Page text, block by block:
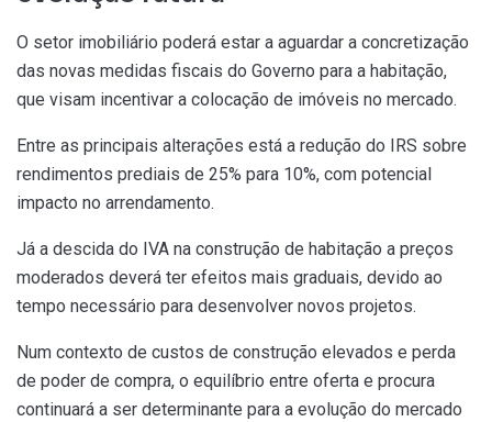
O setor imobiliário poderá estar a aguardar a concretização
das novas medidas fiscais do Governo para a habitação,
que visam incentivar a colocação de imóveis no mercado.
Entre as principais alterações está a redução do IRS sobre
rendimentos prediais de 25% para 10%, com potencial
impacto no arrendamento.
Já a descida do IVA na construção de habitação a preços
moderados deverá ter efeitos mais graduais, devido ao
tempo necessário para desenvolver novos projetos.
Num contexto de custos de construção elevados e perda
de poder de compra, o equilíbrio entre oferta e procura
continuará a ser determinante para a evolução do mercado